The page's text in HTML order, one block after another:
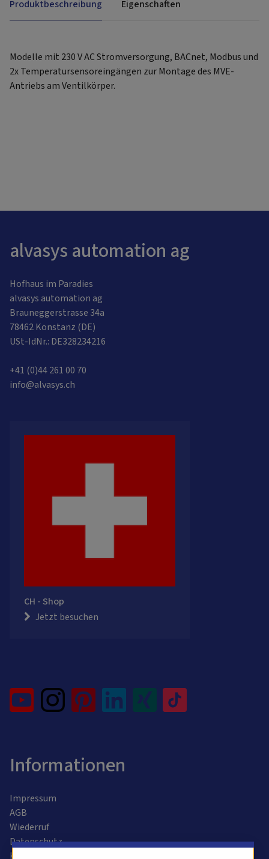
Produktbeschreibung Eigenschaften
Modelle mit 230 V AC Stromversorgung, BACnet, Modbus und
2x Temperatursensoreingängen zur Montage des MVE-
Antriebs am Ventilkörper.
alvasys automation ag
Hofhaus im Paradies
alvasys automation ag
Brauneggerstrasse 34a
78462 Konstanz (DE)
USt-IdNr.: DE328234216
+41 (0)44 261 00 70
info@alvasys.ch
CH - Shop
Jetzt besuchen
Informationen
Impressum
AGB
Wiederruf
Datenschutz
Kontaktformular